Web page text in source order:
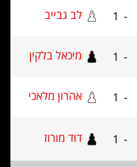
לב גבייב
מיכאל בלקין
אהרון מלאכי
דוד מורוז